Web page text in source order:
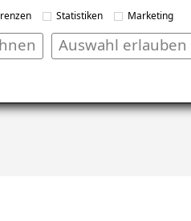
Statistiken Marketing
Auswahl erlauben
Mensch selbst, indem
in Rosenheim (ift
Daler) hat in einem
produziert werden.